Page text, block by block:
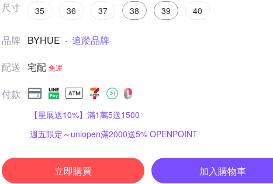
尺寸 35 36 37 38 39 40
品牌 BYHUE · 追蹤品牌
配送
宅配 免運
付款
【星展送10%】滿1萬5送1500
週五限定～uniopen滿2000送5% OPENPOINT
立即購買
加入購物車